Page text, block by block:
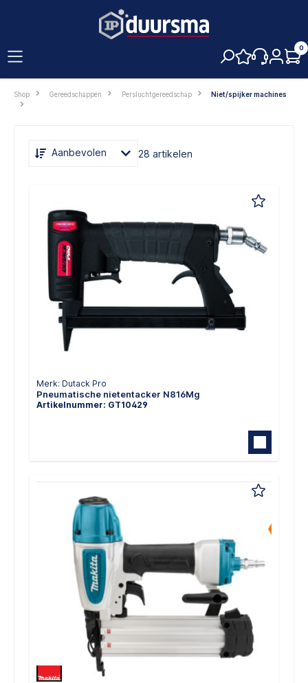
0
Shop Gereedschappen Persluchtgereedschap Niet/spijker machines
Aanbevolen 28 artikelen
Merk: Dutack Pro
Pneumatische nietentacker N816Mg
Artikelnummer: GT10429